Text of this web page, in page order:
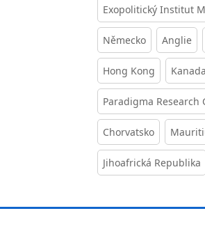
Exopolitický Institut
Německo Anglie
Hong Kong Kanada
Paradigma Research
Chorvatsko
Jihoafrická Republika